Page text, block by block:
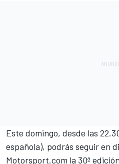
Este domingo, desde las
española), podrás seguir en
Motorsport.com la 30ª